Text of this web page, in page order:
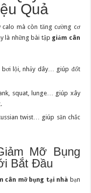
Quả
mà còn tăng cường cơ
là những bài tập giảm cân
bơi lội, nhảy dây… giúp đốt
squat, lunge… giúp xây
twist… giúp săn chắc
Mỡ Bụng
Bắt Đầu
cân mỡ bụng tại nhà bạn